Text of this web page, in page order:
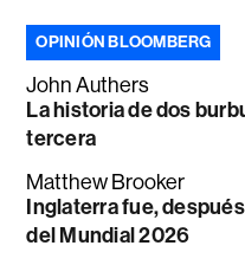
OPINIÓN BLOOMBERG
John Authers
La historia de dos
tercera
Matthew Brooker
Inglaterra fue,
del Mundial 2026